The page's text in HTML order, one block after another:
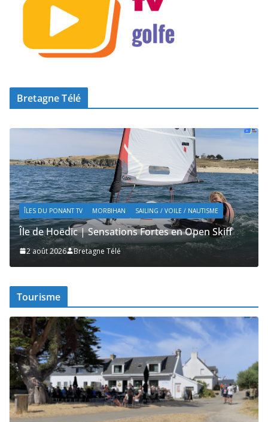
Bretagne Télé
ÎLES DU PONANT TV MORBIHAN TOURISME
Île de Hoëdic | Dimanche le Jour du Zodiac
2 août 2026 Bretagne Télé
Tourisme